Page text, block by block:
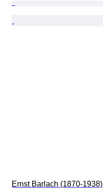
Ernst Barlach (1870-1938)